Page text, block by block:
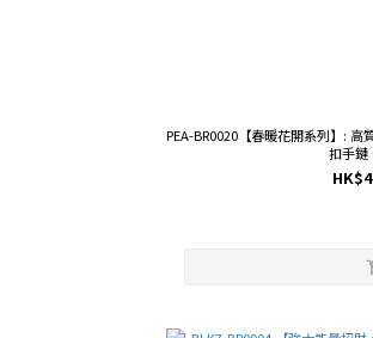
PEA-BR0020【春暖花開系列】:
扣手鏈